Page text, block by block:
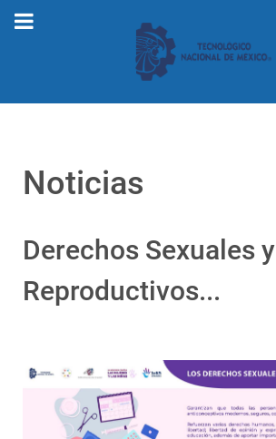
Noticias
Derechos Sexuales y
Reproductivos...